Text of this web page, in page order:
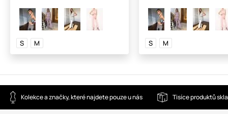
S M S M
Kolekce a značky, které najdete pouze u nás Tisíce produktů